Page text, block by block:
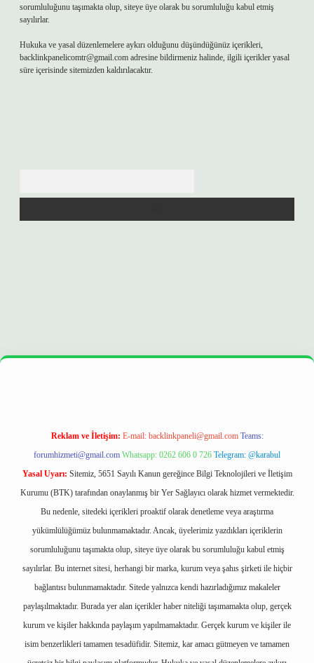
sorumluluğunu taşımakta olup, siteye üye olarak bu sorumluluğu kabul etmiş
sayılırlar.
Hukuka ve yasal düzenlemelere aykırı olduğunu düşündüğünüz içerikleri,
backlinkpanelicomtr@gmail.com adresine bildirmeniz halinde, ilgili içerikler yasal
süre içerisinde sitemizden kaldırılacaktır.
https://betexpergir.net/
Reklam ve İletişim: E-mail: backlinkpaneli@gmail.com Teams:
forumhizmeti@gmail.com Whatsapp: 0262 606 0 726 Telegram: @karabul
Yasal Uyarı: Sitemiz, 5651 Sayılı Kanun gereğince Bilgi Teknolojileri ve İletişim
Kurumu (BTK) tarafından onaylanmış bir Yer Sağlayıcı olarak hizmet vermektedir.
Bu nedenle, sitedeki içerikleri proaktif olarak denetleme veya araştırma
yükümlülüğümüz bulunmamaktadır. Ancak, üyelerimiz yazdıkları içeriklerin
sorumluluğunu taşımakta olup, siteye üye olarak bu sorumluluğu kabul etmiş
sayılırlar. Bu internet sitesi, herhangi bir marka, kurum veya şahıs şirketi ile hiçbir
bağlantısı bulunmamaktadır. Sitede yalnızca kendi hazırladığımız makaleler
paylaşılmaktadır. Burada yer alan içerikler haber niteliği taşımamakta olup, gerçek
kurum ve kişiler hakkında paylaşım yapılmamaktadır. Gerçek kurum ve kişiler ile
isim benzerlikleri tamamen tesadüfidir. Sitemiz, kar amacı gütmeyen ve tamamen